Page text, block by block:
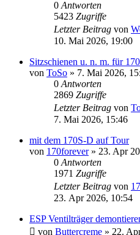
0 Antworten
5423 Zugriffe
Letzter Beitrag von
10. Mai 2026, 19:00
Sitzschienen u. n. m. für
von ToSo » 7. Mai 2026,
0 Antworten
2869 Zugriffe
Letzter Beitrag von
7. Mai 2026, 15:46
mit dem 170S-D auf Tour
von 170forever» 23. Apr
0 Antworten
1971 Zugriffe
Letzter Beitrag von
23. Apr 2026, 10:54
ESP Ventilträger
von Buttercreme » 22.